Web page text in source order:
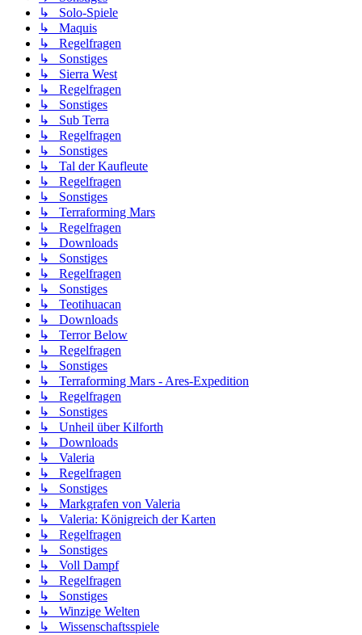
↳ Solo-Spiele
↳ Maquis
↳ Regelfragen
↳ Sonstiges
↳ Sierra West
↳ Regelfragen
↳ Sonstiges
↳ Sub Terra
↳ Regelfragen
↳ Sonstiges
↳ Tal der Kaufleute
↳ Regelfragen
↳ Sonstiges
↳ Terraforming Mars
↳ Regelfragen
↳ Downloads
↳ Sonstiges
↳ Regelfragen
↳ Sonstiges
↳ Teotihuacan
↳ Downloads
↳ Terror Below
↳ Regelfragen
↳ Sonstiges
↳ Terraforming Mars - Ares-Expedition
↳ Regelfragen
↳ Sonstiges
↳ Unheil über Kilforth
↳ Downloads
↳ Valeria
↳ Regelfragen
↳ Sonstiges
↳ Markgrafen von Valeria
↳ Valeria: Königreich der Karten
↳ Regelfragen
↳ Sonstiges
↳ Voll Dampf
↳ Regelfragen
↳ Sonstiges
↳ Winzige Welten
↳ Wissenschaftsspiele